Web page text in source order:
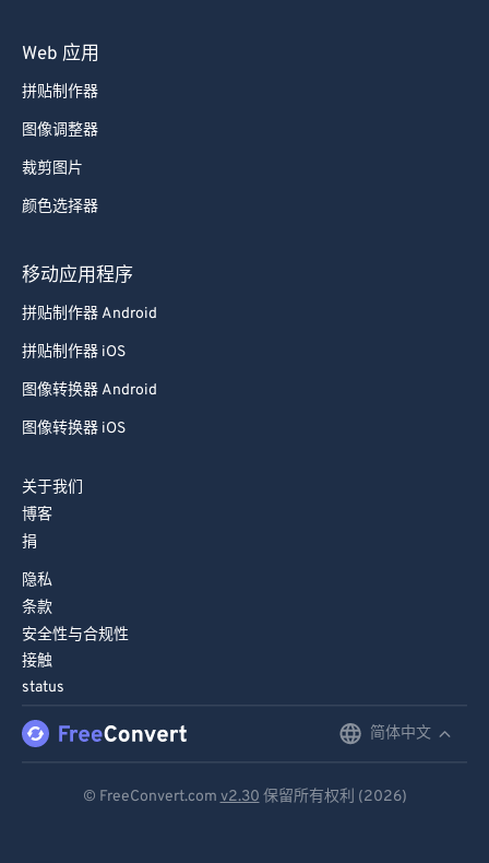
Web 应用
拼贴制作器
图像调整器
裁剪图片
颜色选择器
移动应用程序
拼贴制作器 Android
拼贴制作器 iOS
图像转换器 Android
图像转换器 iOS
关于我们
博客
捐
隐私
条款
安全性与合规性
接触
status
简体中文
© FreeConvert.com v2.30 保留所有权利 (2026)